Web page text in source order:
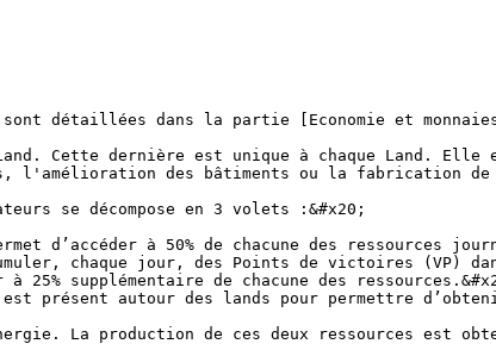
détaillées dans la partie [Economie et
Cette dernière est unique à chaque Land. Elle
l'amélioration des bâtiments ou la fabrication
se décompose en 3 volets :&#x20;
d’accéder à 50% de chacune des ressources
chaque jour, des Points de victoires (VP)
supplémentaire de chacune des
présent autour des lands pour permettre
La production de ces deux ressources est